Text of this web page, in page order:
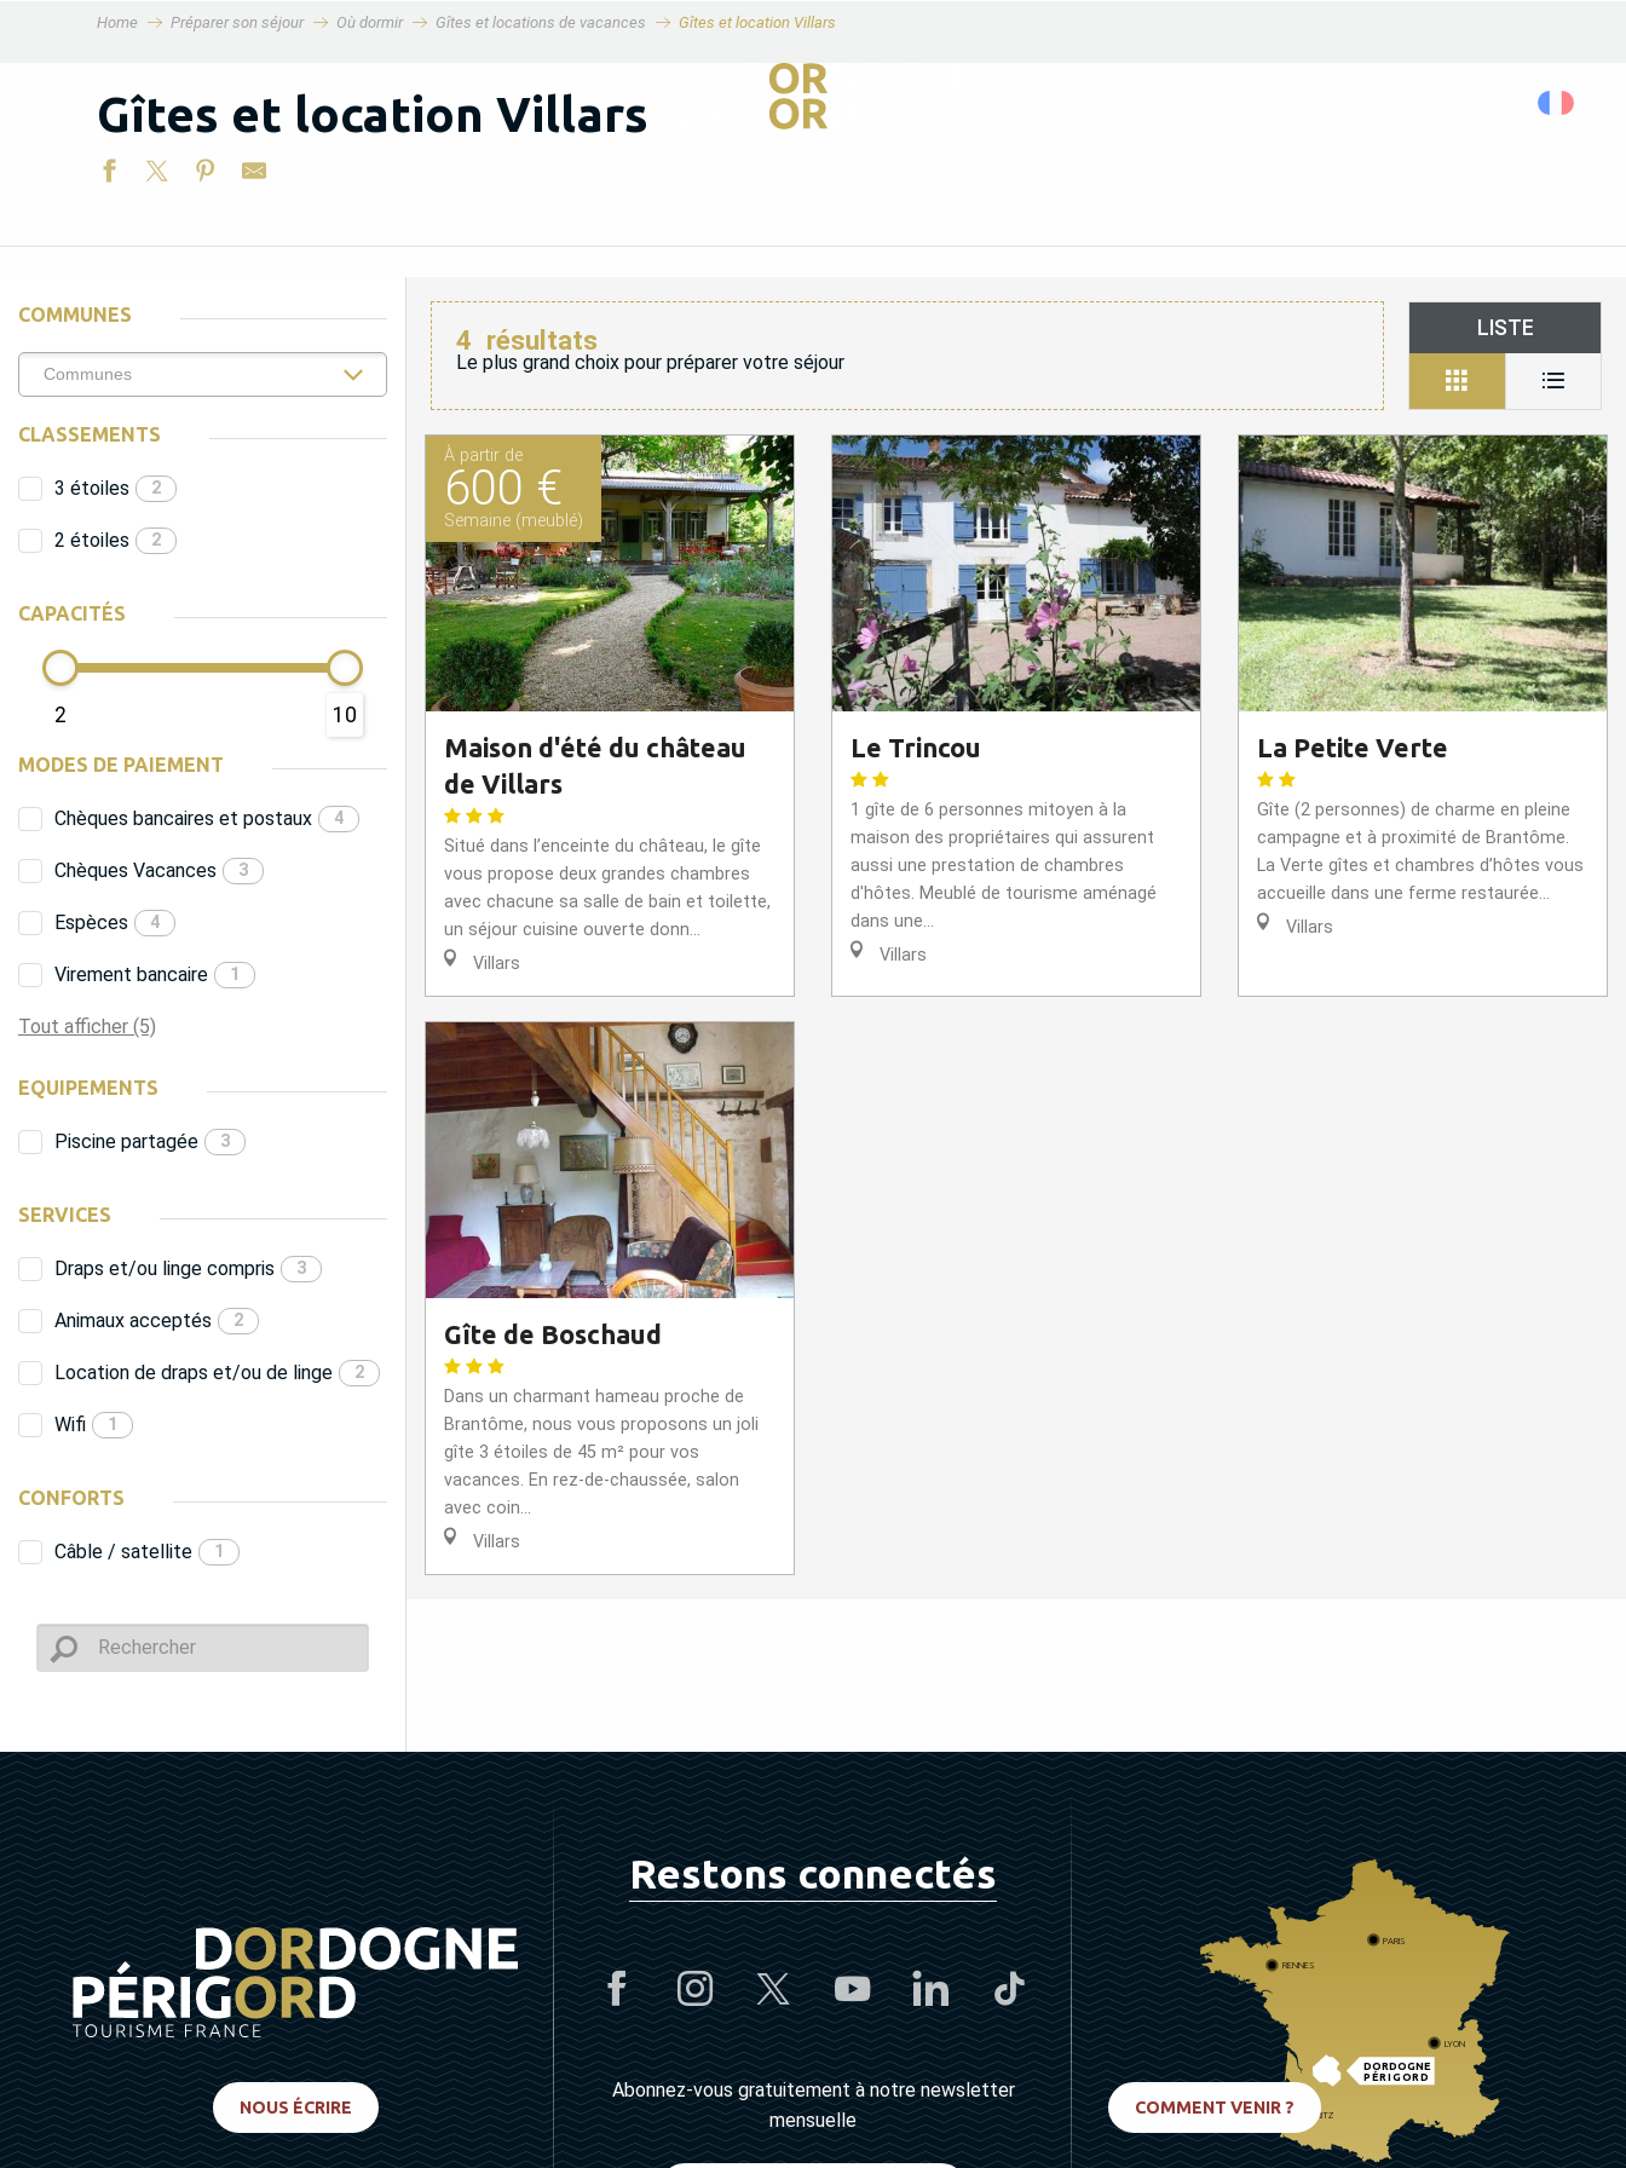
Home Préparer son séjour Où dormir Gîtes et locations de vacances Gîtes et location Villars
Gîtes et location Villars
COMMUNES
CLASSEMENTS
3 étoiles 2
2 étoiles 2
CAPACITÉS
2 10
MODES DE PAIEMENT
Chèques bancaires et postaux 4
Chèques Vacances 3
Espèces 4
Virement bancaire 1
Tout afficher (5)
EQUIPEMENTS
Piscine partagée 3
SERVICES
Draps et/ou linge compris 3
Animaux acceptés 2
Location de draps et/ou de linge 2
Wifi 1
CONFORTS
Câble / satellite 1
4 résultats
Le plus grand choix pour préparer votre séjour
LISTE
À partir de
600 €
Semaine (meublé)
Maison d'été du château
de Villars
Situé dans l’enceinte du château, le gîte
vous propose deux grandes chambres
avec chacune sa salle de bain et toilette,
un séjour cuisine ouverte donn...
Villars
Le Trincou
1 gîte de 6 personnes mitoyen à la
maison des propriétaires qui assurent
aussi une prestation de chambres
d'hôtes. Meublé de tourisme aménagé
dans une...
Villars
La Petite Verte
Gîte (2 personnes) de charme en pleine
campagne et à proximité de Brantôme.
La Verte gîtes et chambres d’hôtes vous
accueille dans une ferme restaurée...
Villars
Gîte de Boschaud
Dans un charmant hameau proche de
Brantôme, nous vous proposons un joli
gîte 3 étoiles de 45 m² pour vos
vacances. En rez-de-chaussée, salon
avec coin...
Villars
NOUS ÉCRIRE
Restons connectés
Abonnez-vous gratuitement à notre newsletter
mensuelle
DORDOGNE
PÉRIGORD
PARIS
RENNES
LYON
BIARRITZ
COMMENT VENIR ?